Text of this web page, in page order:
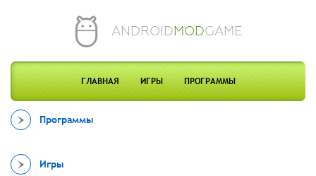
ANDROIDMODGAME
ГЛАВНАЯ ИГРЫ ПРОГРАММЫ
Программы
Игры